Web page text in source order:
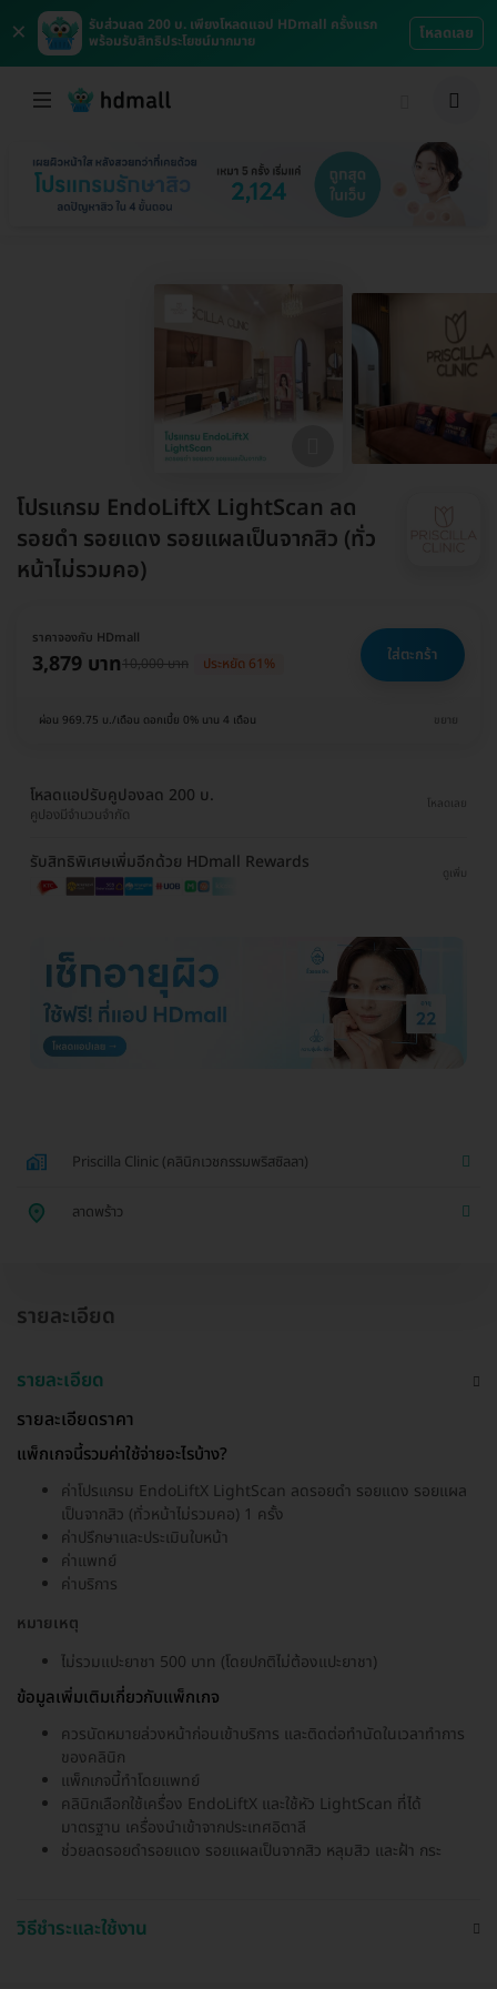
×
รับส่วนลด 200 บ. เพียงโหลดแอป HDmall ครั้งแรก
พร้อมรับสิทธิประโยชน์มากมาย
โหลดเลย
โปรแกรม EndoLiftX LightScan ลด
รอยดำ รอยแดง รอยแผลเป็นจากสิว (ทั่ว
หน้าไม่รวมคอ)
ราคาจองกับ HDmall
3,879 บาท10,000 บาท ประหยัด 61% ใส่ตะกร้า
ผ่อน 969.75 บ./เดือน ดอกเบี้ย 0% นาน 4 เดือน ขยาย
โหลดแอปรับคูปองลด 200 บ.
คูปองมีจำนวนจำกัด
โหลดเลย
รับสิทธิพิเศษเพิ่มอีกด้วย HDmall Rewards
ดูเพิ่ม
Priscilla Clinic (คลินิกเวชกรรมพริสซิลลา)
ลาดพร้าว
รายละเอียด
รายละเอียด
รายละเอียดราคา
แพ็กเกจนี้รวมค่าใช้จ่ายอะไรบ้าง?
ค่าโปรแกรม EndoLiftX LightScan ลดรอยดำ รอยแดง รอยแผล
เป็นจากสิว (ทั่วหน้าไม่รวมคอ) 1 ครั้ง
ค่าปรึกษาและประเมินใบหน้า
ค่าแพทย์
ค่าบริการ
หมายเหตุ
ไม่รวมแปะยาชา 500 บาท (โดยปกติไม่ต้องแปะยาชา)
ข้อมูลเพิ่มเติมเกี่ยวกับแพ็กเกจ
ควรนัดหมายล่วงหน้าก่อนเข้าบริการ และติดต่อทำนัดในเวลาทำการ
ของคลินิก
แพ็กเกจนี้ทำโดยแพทย์
คลินิกเลือกใช้เครื่อง EndoLiftX และใช้หัว LightScan ที่ได้
มาตรฐาน เครื่องนำเข้าจากประเทศอิตาลี
ช่วยลดรอยดำรอยแดง รอยแผลเป็นจากสิว หลุมสิว และฝ้า กระ
วิธีชำระและใช้งาน